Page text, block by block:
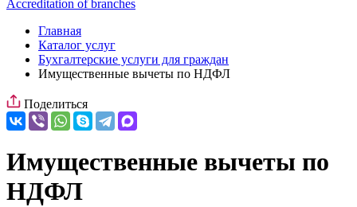
Accreditation of branches
Главная
Каталог услуг
Бухгалтерские услуги для граждан
Имущественные вычеты по НДФЛ
Поделиться
Имущественные вычеты по
НДФЛ